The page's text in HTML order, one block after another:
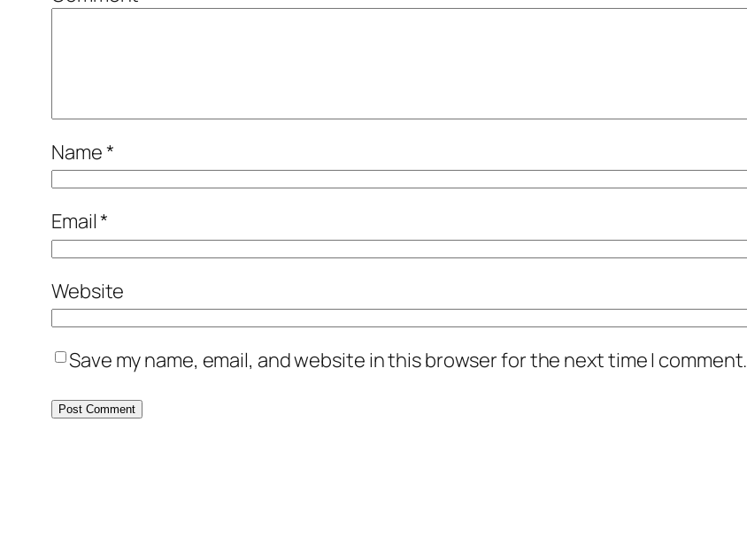
Name*
Email*
Website
Save my name, email, and website in this browser for the next time I comment.